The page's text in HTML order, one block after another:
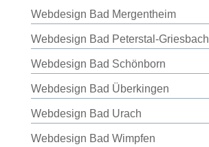
Webdesign Bad Mergentheim
Webdesign Bad Peterstal-Griesbach
Webdesign Bad Schönborn
Webdesign Bad Überkingen
Webdesign Bad Urach
Webdesign Bad Wimpfen